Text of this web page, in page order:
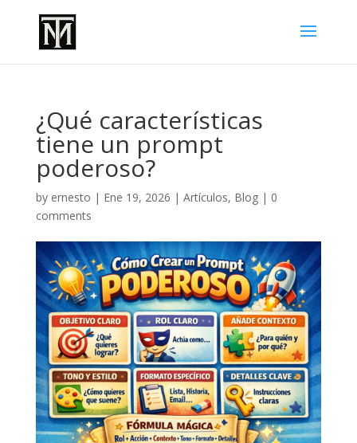
¿Qué características
tiene un prompt
poderoso?
by ernesto | Ene 19, 2026 | Artículos, Blog| 0
comments